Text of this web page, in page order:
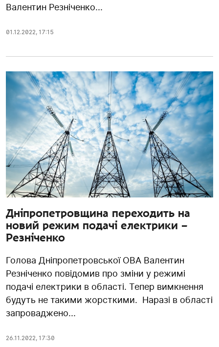
Валентин Резніченко...
01.12.2022, 17:15
Дніпропетровщина переходить на
новий режим подачі електрики –
Резніченко
Голова Дніпропетровської ОВА Валентин
Резніченко повідомив про зміни у режимі
подачі електрики в області. Тепер вимкнення
будуть не такими жорсткими. Наразі в області
запроваджено...
26.11.2022, 17:30